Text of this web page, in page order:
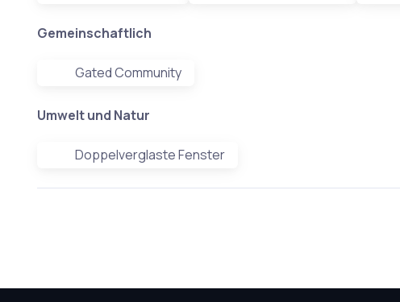
Gemeinschaftlich
Gated Community
Umwelt und Natur
Doppelverglaste Fenster